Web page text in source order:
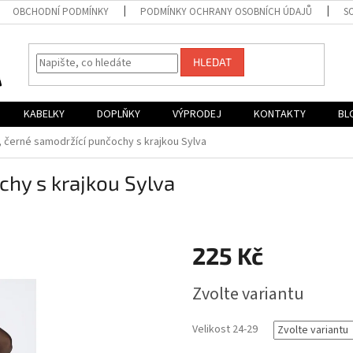
OBCHODNÍ PODMÍNKY PODMÍNKY OCHRANY OSOBNÍCH ÚDAJŮ
HLEDAT
KABELKY DOPLŇKY VÝPRODEJ KONTAKTY
černé samodržící punčochy s krajkou Sylva
s krajkou Sylva
225 Kč
cena:
Zvolte variantu
Velikost 24-29